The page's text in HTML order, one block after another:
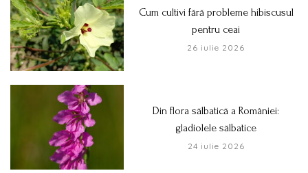
Cum cultivi fără probleme hibiscusul
pentru ceai
26 iulie 2026
Din flora sălbatică a României:
gladiolele sălbatice
24 iulie 2026